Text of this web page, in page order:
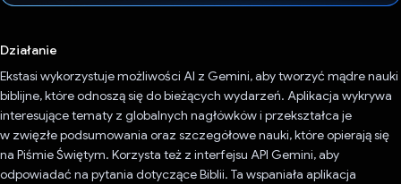
Działanie
Ekstasi wykorzystuje możliwości AI z Gemini, aby tworzyć mądre nauki
biblijne, które odnoszą się do bieżących wydarzeń. Aplikacja wykrywa
interesujące tematy z globalnych nagłówków i przekształca je
w zwięzłe podsumowania oraz szczegółowe nauki, które opierają się
na Piśmie Świętym. Korzysta też z interfejsu API Gemini, aby
odpowiadać na pytania dotyczące Biblii. Ta wspaniała aplikacja